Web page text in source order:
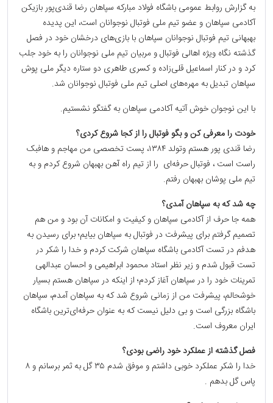
به گزارش روابط عمومی باشگاه فولاد مبارکه سپاهان رضا قندی‌پور بازیکن
آکادمی سپاهان و عضو تیم ملی فوتبال نوجوانان است، این پدیده
بهبهانی تیم فوتبال نوجوانان سپاهان با بازی‌های درخشان خود در فصل
گذشته نگاه ویژه اهالی فوتبال و مربیان تیم ملی نوجوانان را به خود جلب
کرد و در کنار اسماعیل قلی‌زاده و کسری طاهری دو ستاره دیگر ملی پوش
سپاهان تبدیل به مهره‌های اصلی تیم ملی فوتبال نوجوانان شد.
با این نوجوان خوش آتیه آکادمی سپاهان به گفتگو نشستیم.
خودت را معرفی کن و بگو فوتبال را از کجا شروع کردی؟
رضا قندی پور هستم وتولد ۱۳۸۴، پست تخصصی من مهاجم و هافبک
راست است ، فوتبال حرفه‌ای را از تیم راه آهن بهبهان شروع کردم و به
تیم ملی پوشان بهبهان رفتم.
چه شد که به سپاهان آمدی؟
همه جا حرف از آکادمی سپاهان و کیفیت و امکانات آن بود و من هم
تصمیم گرفتم برای پیشرفت در فوتبال به سپاهان بیایم؛ برای رسیدن به
هدفم در تست آکادمی باشگاه سپاهان شرکت کردم و خدا را شکر در
تست قبول شدم و زیر نظر استاد محمود ابراهیمی و احسان عبدالهی
تمرینات خود را در سپاهان آغاز کردم؛ از اینکه در سپاهان هستم بسیار
خوشحالم، پیشرفت من از زمانی شروع شد که به سپاهان آمدم، سپاهان
باشگاه بزرگی است و بی دلیل نیست که به عنوان حرفه‌ای‌ترین باشگاه
ایران معروف است.
فصل گذشته از عملکرد خود راضی بودی؟
خدا را شکر عملکرد خوبی داشتم و موفق شدم ۳۵ گل به ثمر برسانم و ۸
پاس گل بدهم .